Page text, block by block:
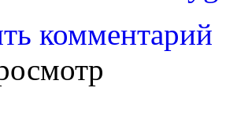
комментарий